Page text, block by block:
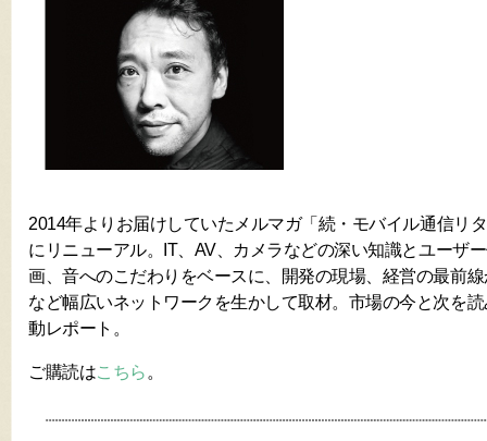
2014年よりお届けしていたメルマガ「続・モバイル通信リ
にリニューアル。IT、AV、カメラなどの深い知識とユーザ
画、音へのこだわりをベースに、開発の現場、経営の最前
など幅広いネットワークを生かして取材。市場の今と次を
動レポート。
ご購読はこちら 。